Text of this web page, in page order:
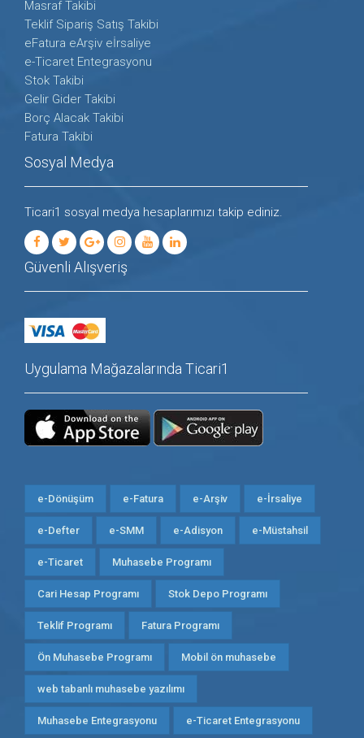
Masraf Takibi
Teklif Sipariş Satış Takibi
eFatura eArşiv eİrsaliye
e-Ticaret Entegrasyonu
Stok Takibi
Gelir Gider Takibi
Borç Alacak Takibi
Fatura Takibi
Sosyal Medya
Ticari1 sosyal medya hesaplarımızı takip ediniz.
Güvenli Alışveriş
Uygulama Mağazalarında Ticari1
e-Dönüşüm e-Fatura e-Arşiv e-İrsaliye
e-Defter e-SMM e-Adisyon e-Müstahsil
e-Ticaret Muhasebe Programı
Cari Hesap Programı Stok Depo Programı
Teklif Programı Fatura Programı
Ön Muhasebe Programı Mobil ön muhasebe
web tabanlı muhasebe yazılımı
Muhasebe Entegrasyonu e-Ticaret Entegrasyonu